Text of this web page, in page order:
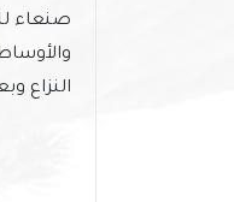
النزاع